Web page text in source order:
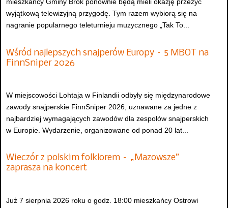
mieszkańcy Gminy Brok ponownie będą mieli okazję przeżyć
wyjątkową telewizyjną przygodę. Tym razem wybiorą się na
nagranie popularnego teleturnieju muzycznego „Tak To...
Wśród najlepszych snajperów Europy – 5 MBOT na
FinnSniper 2026
W miejscowości Lohtaja w Finlandii odbyły się międzynarodowe
zawody snajperskie FinnSniper 2026, uznawane za jedne z
najbardziej wymagających zawodów dla zespołów snajperskich
w Europie. Wydarzenie, organizowane od ponad 20 lat...
Wieczór z polskim folklorem – „Mazowsze”
zaprasza na koncert
Już 7 sierpnia 2026 roku o godz. 18:00 mieszkańcy Ostrowi